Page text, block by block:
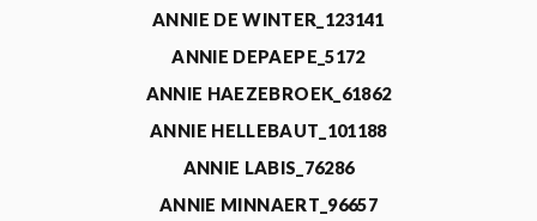
ANNIE DE WINTER_123141
ANNIE DEPAEPE_5172
ANNIE HAEZEBROEK_61862
ANNIE HELLEBAUT_101188
ANNIE LABIS_76286
ANNIE MINNAERT_96657